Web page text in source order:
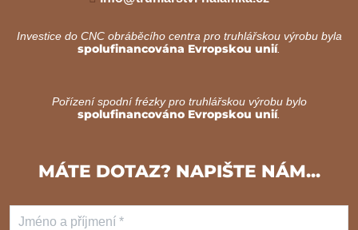
Investice do CNC obráběcího centra pro truhlářskou výrobu byla
spolufinancována Evropskou unií.
Pořízení spodní frézky pro truhlářskou výrobu bylo
spolufinancováno Evropskou unií.
MÁTE DOTAZ? NAPIŠTE NÁM...
Jméno a příjmení *